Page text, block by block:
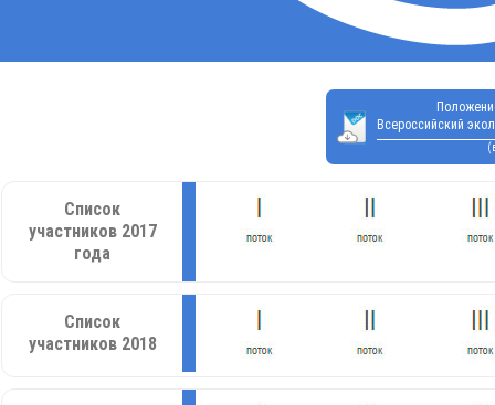
Всероссийский
Список
участников 2017
года
Список
участников 2018